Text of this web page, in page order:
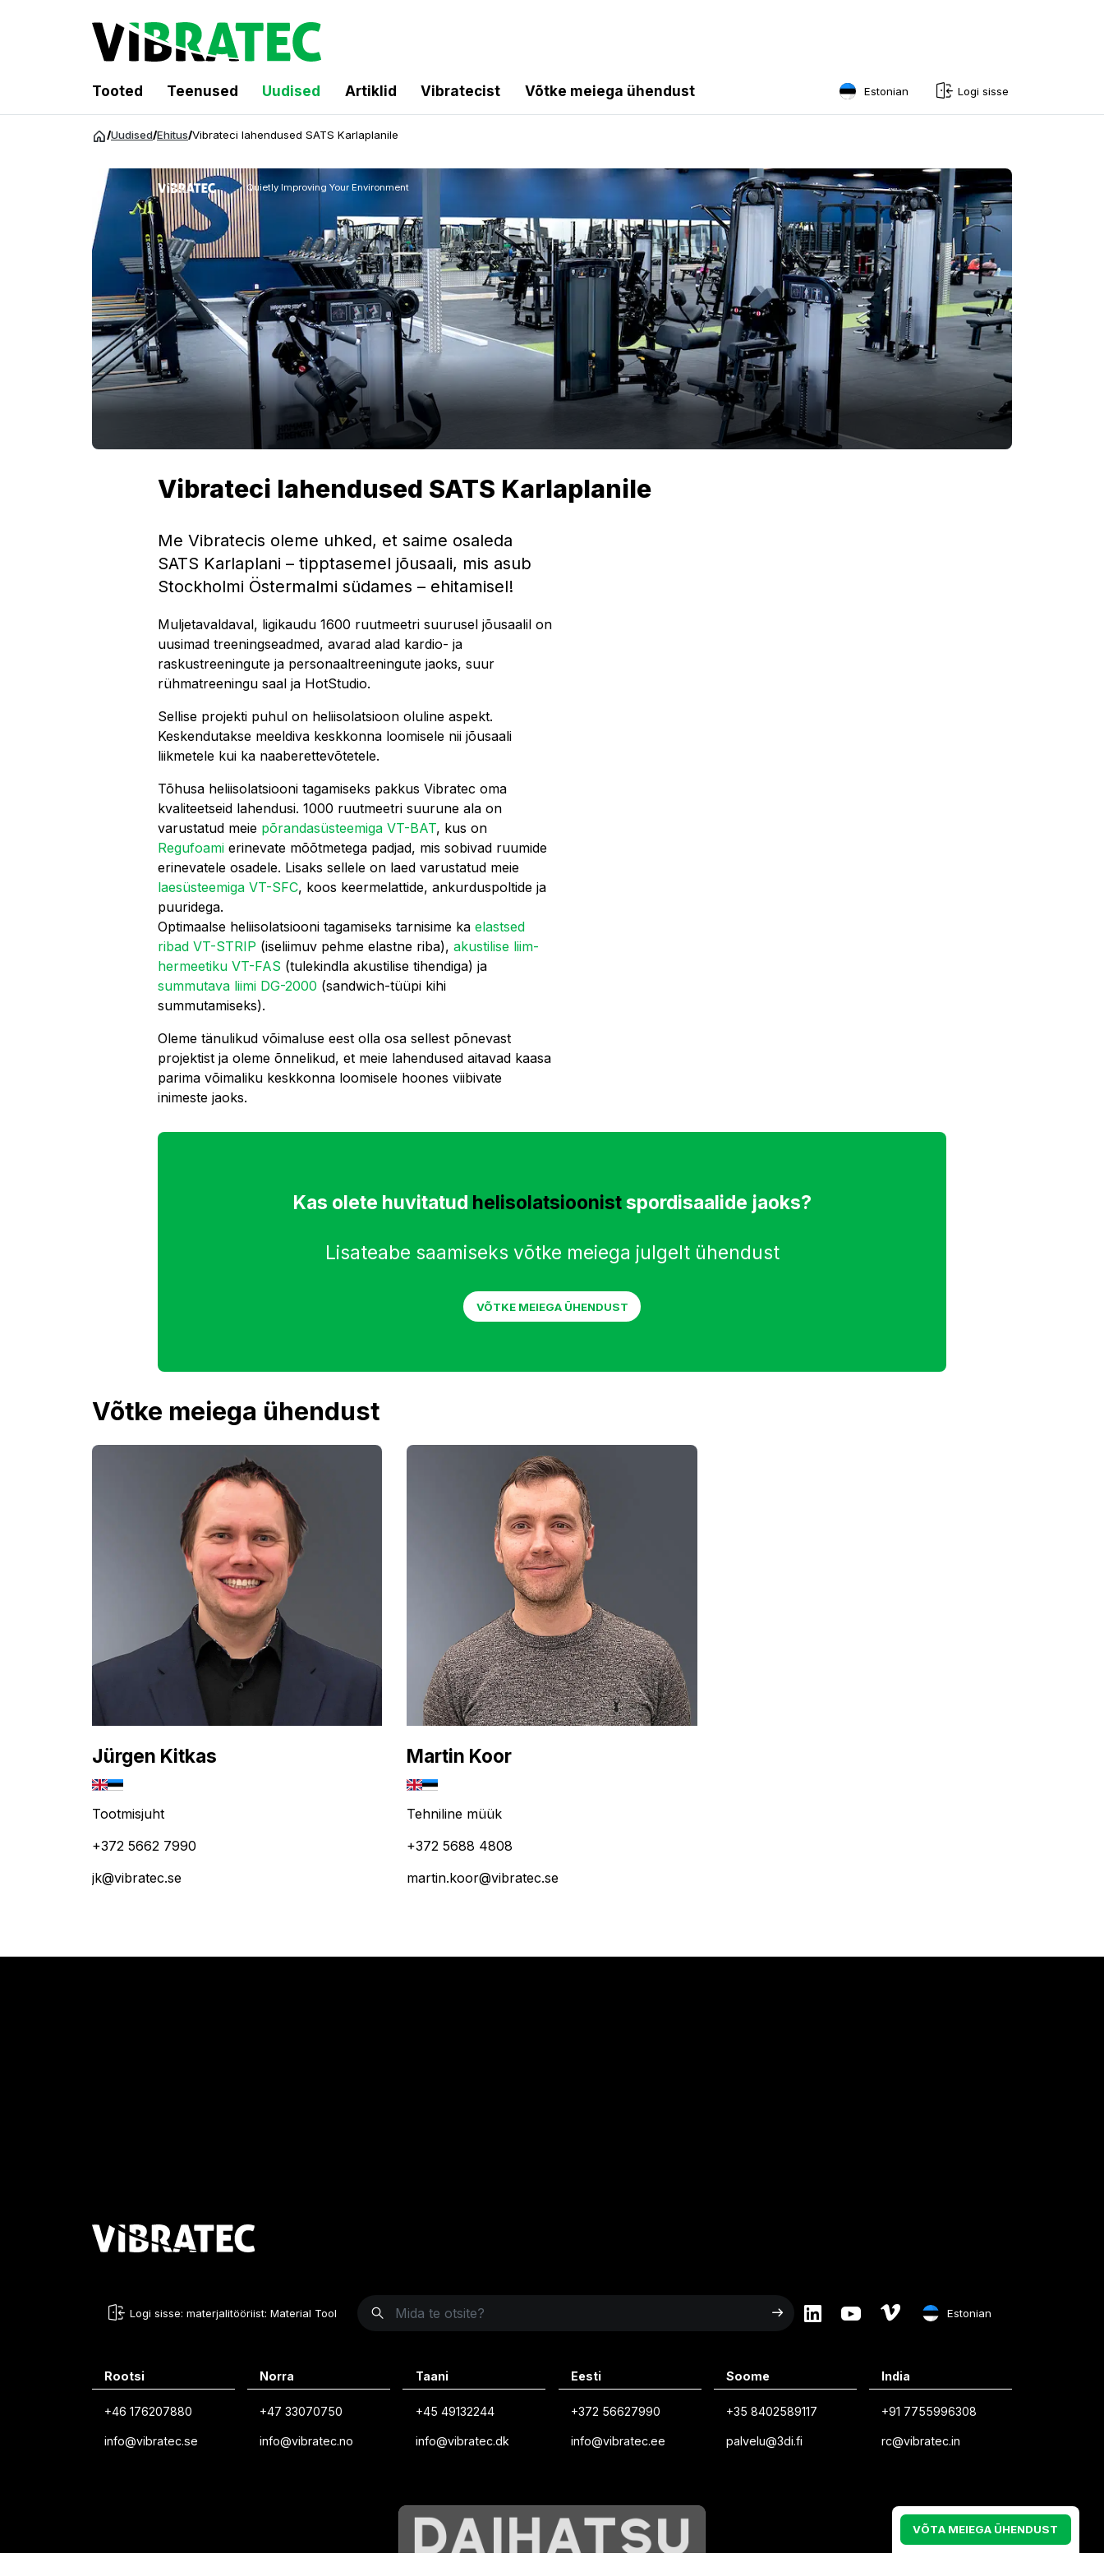
Tooted Teenused Uudised Artiklid Vibratecist Võtke meiega ühendust Estonian
Norwegian
French
Estonian
Finnish
Danish
Logi sisse
/Uudised/Ehitus/Vibrateci lahendused SATS Karlaplanile
Quietly Improving Your Environment
Vibrateci lahendused SATS Karlaplanile
Me Vibratecis oleme uhked, et saime osaleda
SATS Karlaplani – tipptasemel jõusaali, mis asub
Stockholmi Östermalmi südames – ehitamisel!
Muljetavaldaval, ligikaudu 1600 ruutmeetri suurusel jõusaalil on
uusimad treeningseadmed, avarad alad kardio- ja
raskustreeningute ja personaaltreeningute jaoks, suur
rühmatreeningu saal ja HotStudio.
Sellise projekti puhul on heliisolatsioon oluline aspekt.
Keskendutakse meeldiva keskkonna loomisele nii jõusaali
liikmetele kui ka naaberettevõtetele.
Tõhusa heliisolatsiooni tagamiseks pakkus Vibratec oma
kvaliteetseid lahendusi. 1000 ruutmeetri suurune ala on
varustatud meie põrandasüsteemiga VT-BAT, kus on
Regufoami erinevate mõõtmetega padjad, mis sobivad ruumide
erinevatele osadele. Lisaks sellele on laed varustatud meie
laesüsteemiga VT-SFC, koos keermelattide, ankurduspoltide ja
puuridega.
Optimaalse heliisolatsiooni tagamiseks tarnisime ka elastsed
ribad VT-STRIP (iseliimuv pehme elastne riba), akustilise liim-
hermeetiku VT-FAS (tulekindla akustilise tihendiga) ja
summutava liimi DG-2000 (sandwich-tüüpi kihi
summutamiseks).
Oleme tänulikud võimaluse eest olla osa sellest põnevast
projektist ja oleme õnnelikud, et meie lahendused aitavad kaasa
parima võimaliku keskkonna loomisele hoones viibivate
inimeste jaoks.
Kas olete huvitatud helisolatsioonistspordisaalide jaoks?
Lisateabe saamiseks võtke meiega julgelt ühendust
VÕTKE MEIEGA ÜHENDUST
Võtke meiega ühendust
Jürgen Kitkas
Tootmisjuht
+372 5662 7990
jk@vibratec.se
Martin Koor
Tehniline müük
+372 5688 4808
martin.koor@vibratec.se
VÕTA MEIEGA ÜHENDUST
Logi sisse: materjalitööriist: Material Tool Estonian
Norwegian
French
Finnish
Danish
Rootsi
+46 176207880
info@vibratec.se
Norra
+47 33070750
info@vibratec.no
Taani
+45 49132244
info@vibratec.dk
Eesti
+372 56627990
info@vibratec.ee
Soome
+35 8402589117
palvelu@3di.fi
India
+91 7755996308
rc@vibratec.in